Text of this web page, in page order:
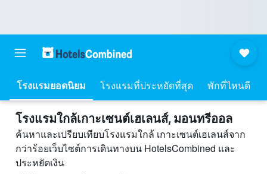
โรงแรมยอดนิยม โรงแรมที่ประหยัดที่สุด พักที่ไหนดี
โรงแรมใกล้เกาะเซนต์เฮเลนส์, มอนทรีออล
ค้นหาและเปรียบเทียบโรงแรมใกล้ เกาะเซนต์เฮเลนส์จาก
กว่าร้อยเว็บไซต์การเดินทางบน HotelsCombined และ
ประหยัดเงิน